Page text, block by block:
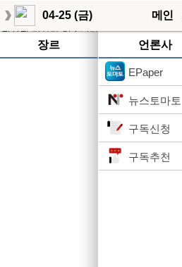
04-25 (금) 메인
장르 언론사
EPaper
뉴스토마토
구독신청
구독추천
작성된 기사가 없습니다.